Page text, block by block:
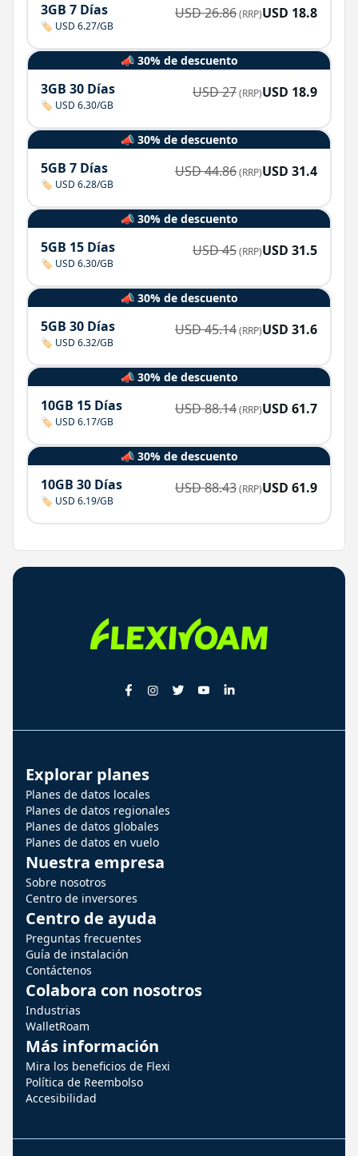
3GB 7 Días
🏷️ USD 6.27/GB
USD26.86(RRP)USD 18.8
📣 30% de descuento
3GB 30 Días
🏷️ USD 6.30/GB
USD27(RRP)USD 18.9
📣 30% de descuento
5GB 7 Días
🏷️ USD 6.28/GB
USD44.86(RRP)USD 31.4
📣 30% de descuento
5GB 15 Días
🏷️ USD 6.30/GB
USD45(RRP)USD 31.5
📣 30% de descuento
5GB 30 Días
🏷️ USD 6.32/GB
USD45.14(RRP)USD 31.6
📣 30% de descuento
10GB 15 Días
🏷️ USD 6.17/GB
USD88.14(RRP)USD 61.7
📣 30% de descuento
10GB 30 Días
🏷️ USD 6.19/GB
USD88.43(RRP)USD 61.9
Explorar planes
Planes de datos locales
Planes de datos regionales
Planes de datos globales
Planes de datos en vuelo
Nuestra empresa
Sobre nosotros
Centro de inversores
Centro de ayuda
Preguntas frecuentes
Guía de instalación
Contáctenos
Colabora con nosotros
Industrias
WalletRoam
Más información
Mira los beneficios de Flexi
Política de Reembolso
Accesibilidad